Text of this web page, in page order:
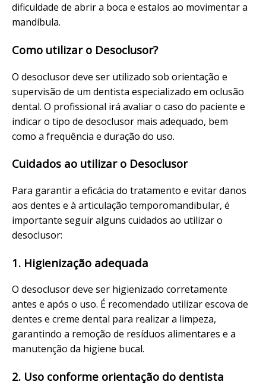
dificuldade de abrir a boca e estalos ao movimentar a
mandíbula.
Como utilizar o Desoclusor?
O desoclusor deve ser utilizado sob orientação e
supervisão de um dentista especializado em oclusão
dental. O profissional irá avaliar o caso do paciente e
indicar o tipo de desoclusor mais adequado, bem
como a frequência e duração do uso.
Cuidados ao utilizar o Desoclusor
Para garantir a eficácia do tratamento e evitar danos
aos dentes e à articulação temporomandibular, é
importante seguir alguns cuidados ao utilizar o
desoclusor:
1. Higienização adequada
O desoclusor deve ser higienizado corretamente
antes e após o uso. É recomendado utilizar escova de
dentes e creme dental para realizar a limpeza,
garantindo a remoção de resíduos alimentares e a
manutenção da higiene bucal.
2. Uso conforme orientação do dentista